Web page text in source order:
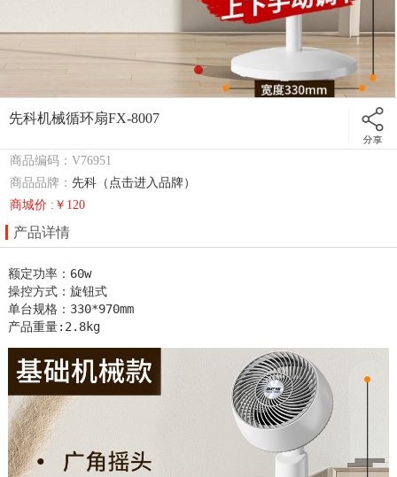
先科机械循环扇FX-8007
商品编码：V76951
商品品牌：先科（点击进入品牌）
商城价 :￥120
产品详情
额定功率：60w
操控方式：旋钮式
单台规格：330*970mm
产品重量:2.8kg